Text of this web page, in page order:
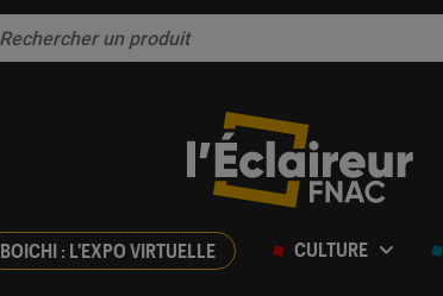
BOICHI : L'EXPO VIRTUELLE CULTURE